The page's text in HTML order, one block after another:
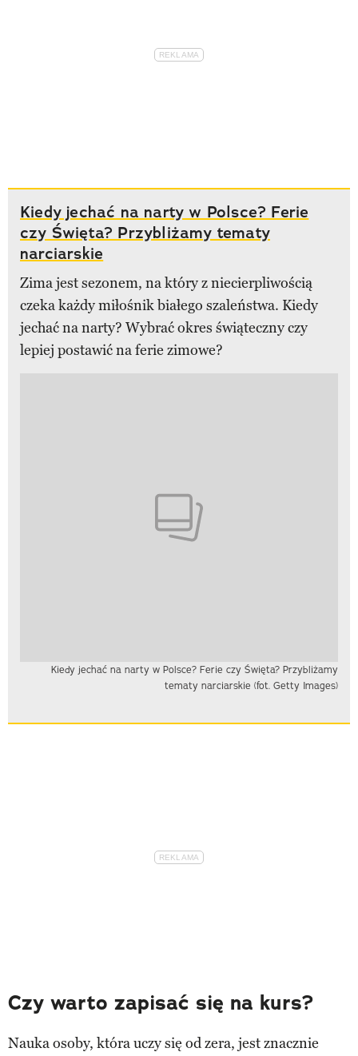
Kiedy jechać na narty w Polsce? Ferie
czy Święta? Przybliżamy tematy
narciarskie
Zima jest sezonem, na który z niecierpliwością
czeka każdy miłośnik białego szaleństwa. Kiedy
jechać na narty? Wybrać okres świąteczny czy
lepiej postawić na ferie zimowe?
Kiedy jechać na narty w Polsce? Ferie czy Święta? Przybliżamy
tematy narciarskie (fot. Getty Images)
Czy warto zapisać się na kurs?
Nauka osoby, która uczy się od zera, jest znacznie